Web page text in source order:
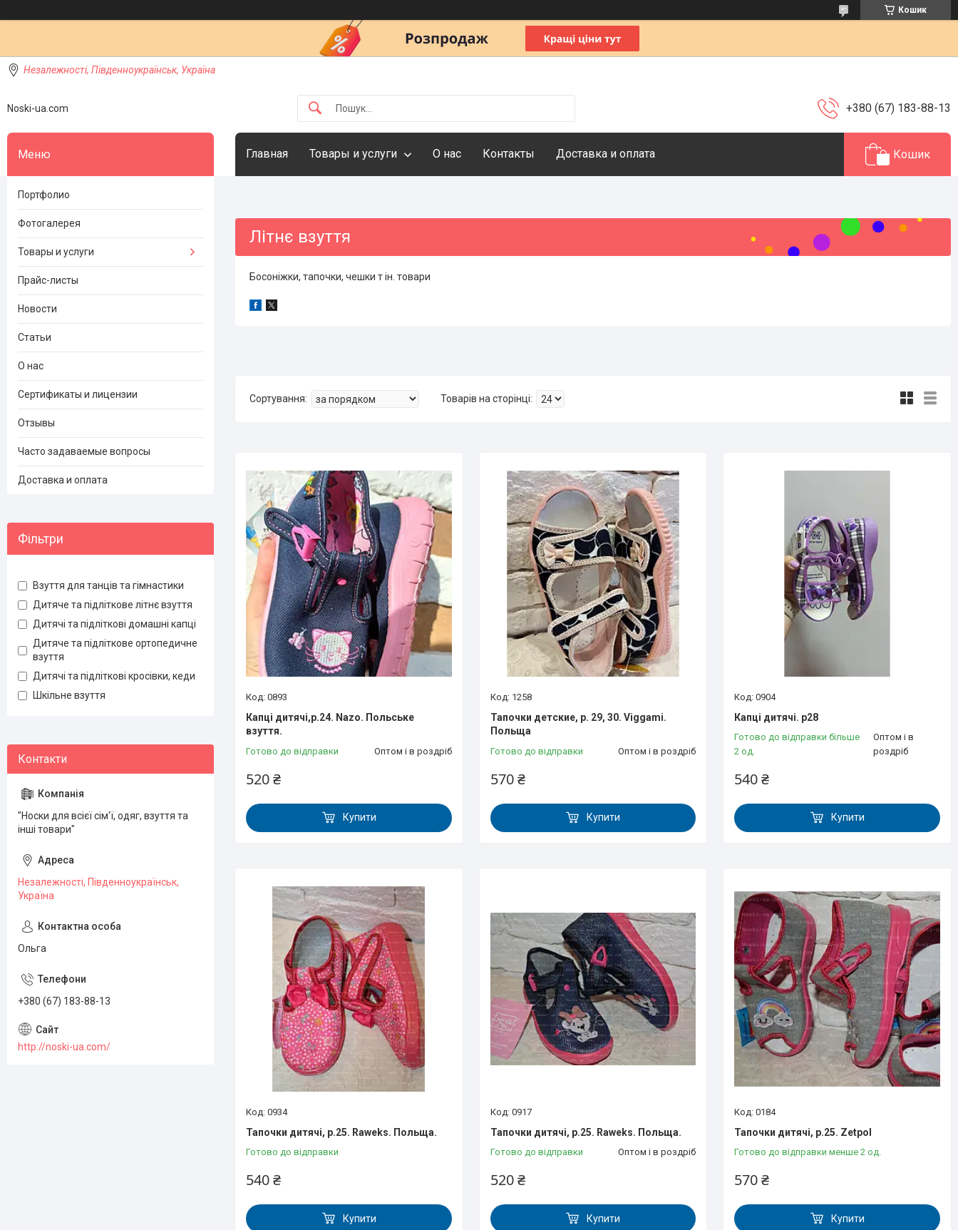
Кошик
Незалежності, Південноукраїнськ, Україна
Noski-ua.com +380 (67) 183-88-13
Главная Товары и услуги О нас Контакты Доставка и оплата Кошик
Літнє взуття
Босоніжки, тапочки, чешки т ін. товари
0893
Капці дитячі,р.24. Nazo. Польське
взуття.
Готово до відправки Оптом і в роздріб
520 ₴
Купити
1258
Тапочки детские, р. 29, 30. Viggami.
Польща
Готово до відправки Оптом і в роздріб
570 ₴
Купити
0904
Капці дитячі. р28
Готово до відправки більше
2 од.
Оптом і в
роздріб
540 ₴
Купити
0934
Тапочки дитячі, р.25. Raweks. Польща.
Готово до відправки
540 ₴
Купити
0917
Тапочки дитячі, р.25. Raweks. Польща.
Готово до відправки Оптом і в роздріб
520 ₴
Купити
0184
Тапочки дитячі, р.25. Zetpol
Готово до відправки менше 2 од.
570 ₴
Купити
Портфолио
Фотогалерея
Товары и услуги
Прайс-листы
Новости
Статьи
О нас
Сертификаты и лицензии
Отзывы
Часто задаваемые вопросы
Доставка и оплата
Фільтри
Взуття для танців та гімнастики
Дитяче та підліткове літнє взуття
Дитячі та підліткові домашні капці
Дитяче та підліткове ортопедичне
взуття
Дитячі та підліткові кросівки, кеди
Шкільне взуття
"Носки для всієї сім'ї, одяг, взуття та
інші товари"
Незалежності, Південноукраїнськ,
Україна
Ольга
+380 (67) 183-88-13
http://noski-ua.com/